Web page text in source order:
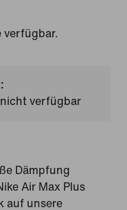
verfügbar.
verfügbar
Dämpfung
Air Max Plus
auf unsere